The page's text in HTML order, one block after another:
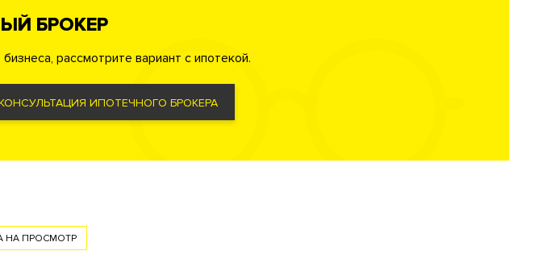
БРОКЕР
рассмотрите вариант с ипотекой.
ИПОТЕЧНОГО БРОКЕРА
НА ПРОСМОТР